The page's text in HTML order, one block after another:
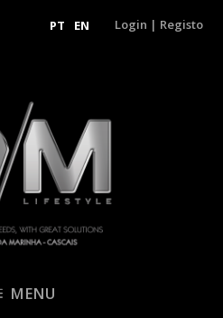
PT EN Login | Registo
MENU